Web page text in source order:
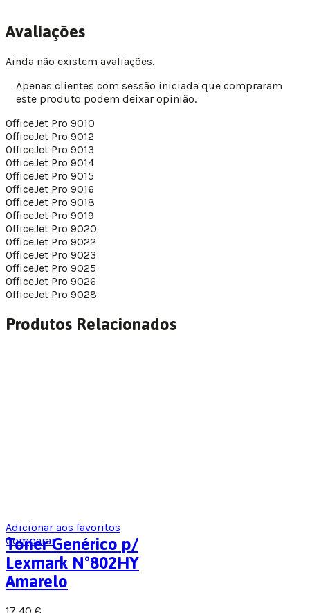
Avaliações
Ainda não existem avaliações.
Apenas clientes com sessão iniciada que compraram
este produto podem deixar opinião.
OfficeJet Pro 9010
OfficeJet Pro 9012
OfficeJet Pro 9013
OfficeJet Pro 9014
OfficeJet Pro 9015
OfficeJet Pro 9016
OfficeJet Pro 9018
OfficeJet Pro 9019
OfficeJet Pro 9020
OfficeJet Pro 9022
OfficeJet Pro 9023
OfficeJet Pro 9025
OfficeJet Pro 9026
OfficeJet Pro 9028
Produtos Relacionados
Adicionar aos favoritos
Comparar
Toner Genérico p/
Lexmark Nº802HY
Amarelo